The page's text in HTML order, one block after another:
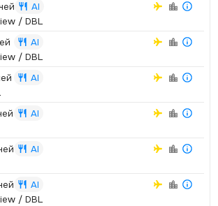
AI
/ DBL
AI
/ DBL
AI
AI
AI
AI
/ DBL